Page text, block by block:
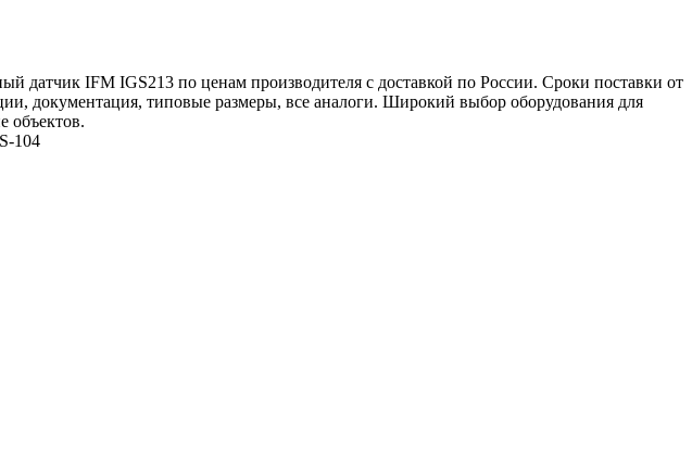
IFM IGS213 по ценам производителя с доставкой по России. Сроки поставки от
документация, типовые размеры, все аналоги. Широкий выбор оборудования для
объектов.
104